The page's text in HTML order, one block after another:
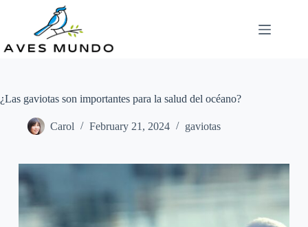
¿Las gaviotas son importantes para la salud del océano?
Carol February 21, 2024 gaviotas